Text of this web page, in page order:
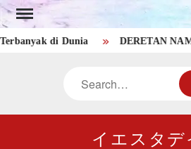
Skip
to
contentdi Dunia DERETAN NAMA
Search
イエスタデ